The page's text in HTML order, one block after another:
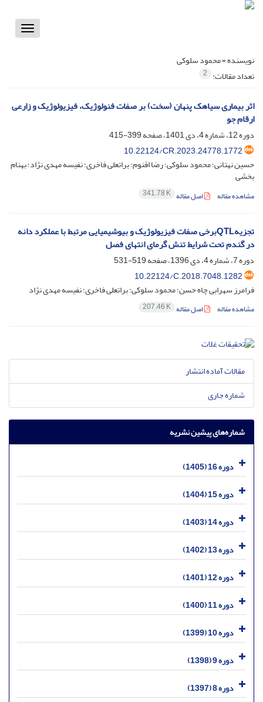
Toggle
نویسنده =محمود سلوکی
تعداد مقالات: 2
اثر بیماری سیاهک پنهان (سخت) بر صفات فنولوژیک، فیزیولوژیک و زارعی
ارقام جو
دوره 12، شماره 4، دی 1401، صفحه
399-415
10.22124/CR.2023.24778.1772
حسین نهتانی؛ محمود سلوکی؛ رضا اقنوم؛ براتعلی فاخری؛ نفیسه مهدی نژاد؛ بهنام
بخشی
مشاهده مقاله اصل مقاله 341.78 K
تجزیهQTLبرخی صفات فیزیولوژیک و بیوشیمیایی مرتبط با عملکرد دانه
در گندم تحت شرایط تنش گرمای انتهای فصل
دوره 7، شماره 4، دی 1396، صفحه
519-531
10.22124/C.2018.7048.1282
فرامرز سهرابی چاه حسن؛ محمود سلوکی؛ براتعلی فاخری؛ نفیسه مهدی نژاد
مشاهده مقاله اصل مقاله 207.46 K
مقالات آماده انتشار
شماره جاری
شماره‌های پیشین نشریه
دوره 16 (1405)
دوره 15 (1404)
دوره 14 (1403)
دوره 13 (1402)
دوره 12 (1401)
دوره 11 (1400)
دوره 10 (1399)
دوره 9 (1398)
دوره 8 (1397)